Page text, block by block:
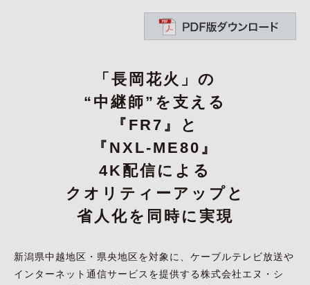
「長岡花火」の
“中継師”を支える
『FR7』と
『NXL-ME80』
4K配信による
クオリティーアップと
省人化を同時に実現
新潟県中越地区・県央地区を対象に、ケーブルテレビ放送や
インターネット通信サービスを提供する株式会社エヌ・シ